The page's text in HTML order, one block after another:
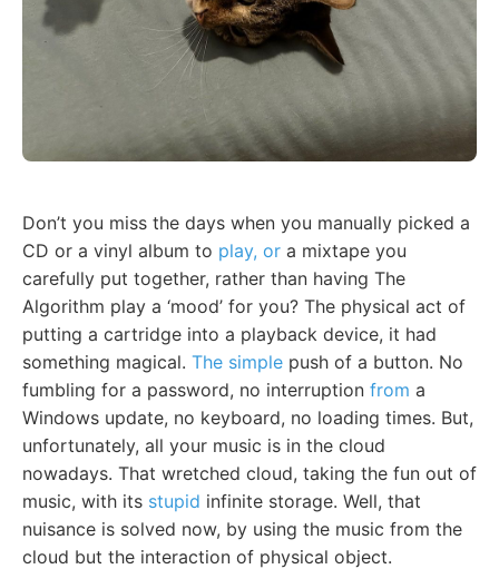
Don’t you miss the days when you manually picked a
CD or a vinyl album to play, or a mixtape you
carefully put together, rather than having The
Algorithm play a ‘mood’ for you? The physical act of
putting a cartridge into a playback device, it had
something magical. The simple push of a button. No
fumbling for a password, no interruption from a
Windows update, no keyboard, no loading times. But,
unfortunately, all your music is in the cloud
nowadays. That wretched cloud, taking the fun out of
music, with its stupid infinite storage. Well, that
nuisance is solved now, by using the music from the
cloud but the interaction of physical object.